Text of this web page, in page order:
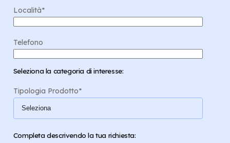
Località*
Telefono
Seleziona la categoria di interesse:
Tipologia Prodotto*
Completa descrivendo la tua richiesta: